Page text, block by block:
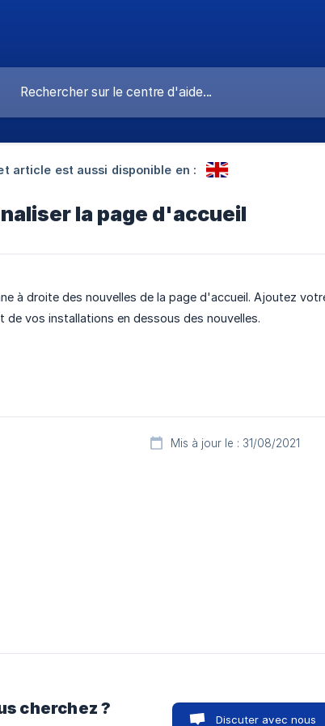
article est aussi disponible en :
la page d'accueil
à droite des nouvelles de la page d'accueil. Ajoutez
vos installations en dessous des nouvelles.
Mis à jour le : 31/08/2021
cherchez ?
Discuter avec nous